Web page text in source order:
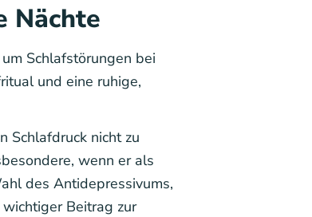
Nächte
Schlafstörungen bei
und eine ruhige,
Schlafdruck nicht zu
wenn er als
des Antidepressivums,
Beitrag zur